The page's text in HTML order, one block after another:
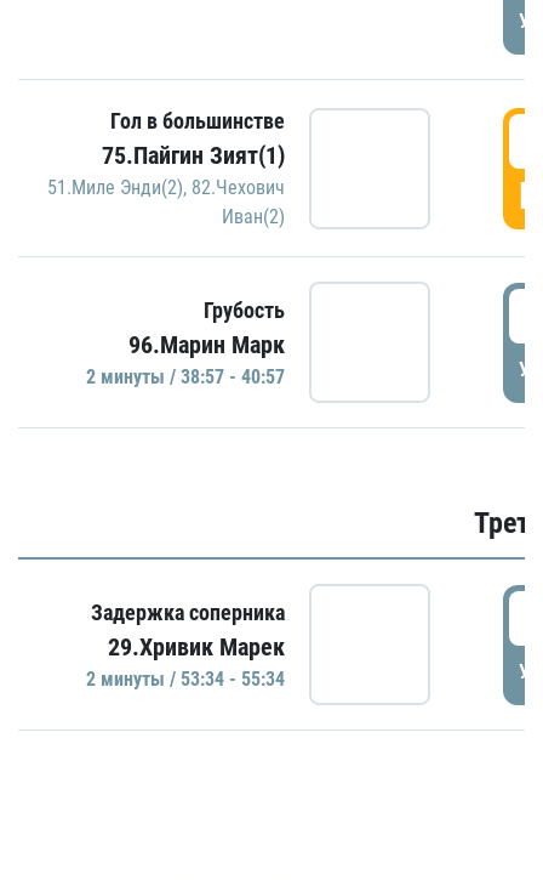
Гол в большинстве
75.Пайгин Зият(1)
51.Миле Энди(2), 82.Чехович
Иван(2)
Грубость
96.Марин Марк
2 минуты / 38:57 - 40:57
Задержка соперника
29.Хривик Марек
2 минуты / 53:34 - 55:34